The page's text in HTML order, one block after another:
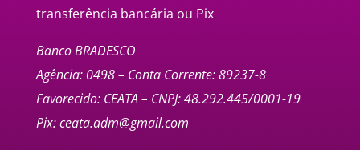
transferência bancária ou Pix
Banco BRADESCO
Agência: 0498 – Conta Corrente: 89237-8
Favorecido: CEATA – CNPJ: 48.292.445/0001-19
Pix:ceata.adm@gmail.com